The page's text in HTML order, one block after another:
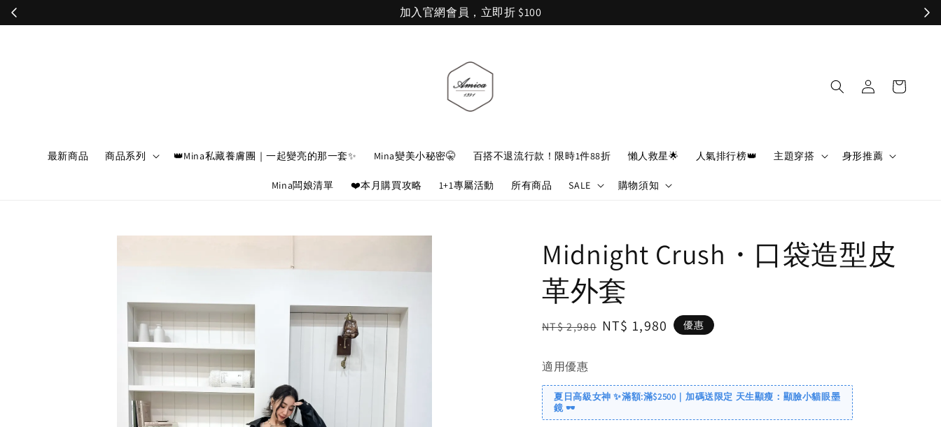
加入官網會員，立即折 $100
最新商品 商品系列 👑Mina私藏養膚團｜一起變亮的那一套✨ Mina變美小秘密🤫 百搭不退流行款！限時1件88折 懶人救星🌟 人氣排行榜👑 主題穿搭 身形推薦
Mina闆娘清單 ❤️本月購買攻略 1+1專屬活動 所有商品 SALE 購物須知
Midnight Crush・口袋造型皮
革外套
Regular
NT$ 2,980 Sale
NT$ 1,980 優惠
適用優惠
夏日高級女神 ✨滿額:滿$2500｜加碼送限定 天生顯瘦：顯臉小貓眼墨
鏡 🕶️